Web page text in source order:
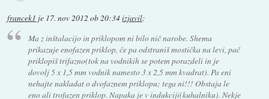
francek1 je 17. nov 2012 ob 20:34izjavil:
Ma z inštalacijo in priklopom ni bilo nič narobe. Shema
prikazuje enofazen priklop, če pa odstraniš mostička na levi, pač
priklopiš trifazno(tok na vodnikih se potem porazdeli in je
dovolj 5 x 1,5 mm vodnik namesto 3 x 2,5 mm kvadrat). Pa eni
nehajte nakladat o dvofaznem priklopu; tega ni!!! Obstaja le
eno ali trofazen priklop. Napaka je v indukciji(kuhalniku). Nekje